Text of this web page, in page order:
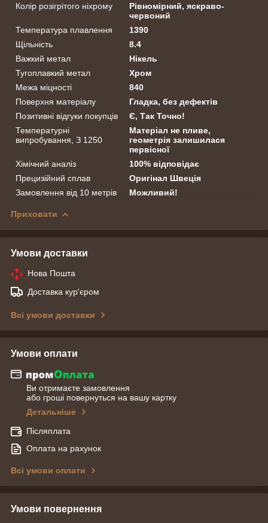
Колір розігрітого ніхрому
Рівномірний, яскраво-
червоний
Температура плавлення
1390
Щільність
8.4
Важкий метал
Нікель
Тугоплавкий метал
Хром
Межа міцності
840
Поверхня матеріалу
Гладка, без дефектів
Позитивні відгуки покупців
Є, Так Точно!
Температурні
випробування, З 1250
Матеріал не пливе,
геометрія залишилася
первісної
Хімічний аналіз
100% відповідає
Прецизійний сплав
Оригінал Швеція
Замовлення від 10 метрів
Можливий!
Приховати
Умови доставки
Нова Пошта
Доставка кур'єром
Всі умови доставки
Умови оплати
Ви отримаєте замовлення
або гроші повернуться на вашу картку
Детальніше
Післяплата
Оплата на рахунок
Всі умови оплати
Умови повернення